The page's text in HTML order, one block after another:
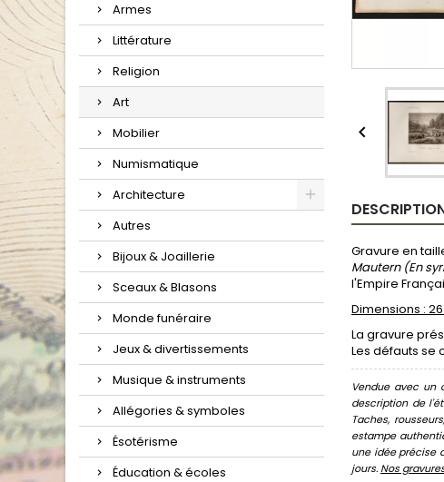
Armes
Littérature
Religion
Art
Mobilier
Numismatique
Architecture
Autres
Bijoux & Joaillerie
Sceaux & Blasons
Monde funéraire
Jeux & divertissements
Musique & instruments
Allégories & symboles
Ésotérisme
Éducation & écoles

Gravure en
Mautern (En
l'Empire
Dimensions :
La gravure
Les défauts se
Vendue avec un
description de
Taches,
estampe
une idée précise
jours. Nos